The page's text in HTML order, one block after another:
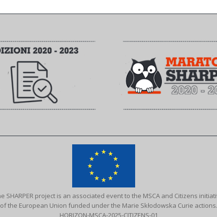
SHARPER project is an associated event to the MSCA and Citizens
of the European Union funded under the Marie Skłodowska Curie actions.
HORIZON-MSCA-2025-CITIZENS-01